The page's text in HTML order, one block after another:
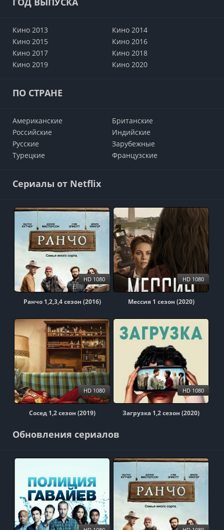
Кино 2013
Кино 2014
Кино 2015
Кино 2016
Кино 2017
Кино 2018
Кино 2019
Кино 2020
ПО СТРАНЕ
Американские
Британские
Российские
Индийские
Русские
Зарубежные
Турецкие
Французские
Сериалы от Netflix
Ранчо 1,2,3,4 сезон (2016)
HD 1080
Мессия 1 сезон (2020)
HD 1080
Сосед 1,2 сезон (2019)
HD 1080
Загрузка 1,2 сезон (2020)
HD 1080
Обновления сериалов